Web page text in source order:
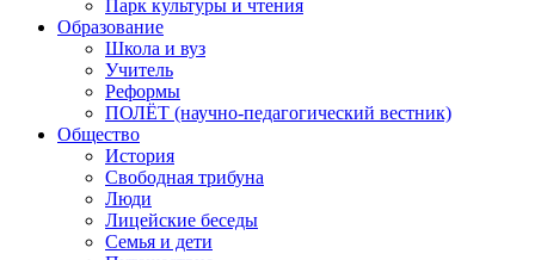
Парк культуры и чтения
Образование
Школа и вуз
Учитель
Реформы
ПОЛЁТ (научно-педагогический вестник)
Общество
История
Свободная трибуна
Люди
Лицейские беседы
Семья и дети